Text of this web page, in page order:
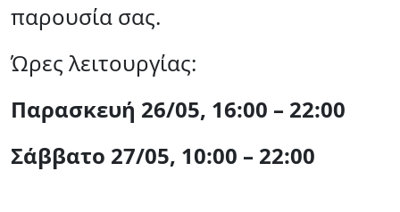
παρουσία σας.
Ώρες λειτουργίας:
Παρασκευή 26/05, 16:00 – 22:00
Σάββατο 27/05, 10:00 – 22:00